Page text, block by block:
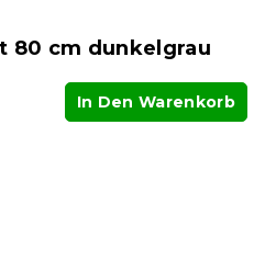
80 cm dunkelgrau
In Den Warenkorb